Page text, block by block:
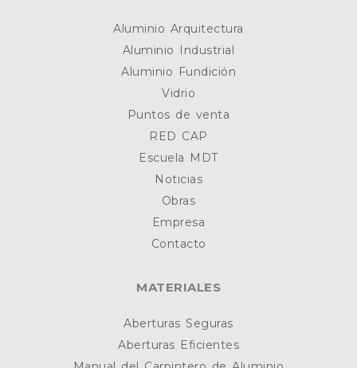
Aluminio Arquitectura
Aluminio Industrial
Aluminio Fundición
Vidrio
Puntos de venta
RED CAP
Escuela MDT
Noticias
Obras
Empresa
Contacto
MATERIALES
Aberturas Seguras
Aberturas Eficientes